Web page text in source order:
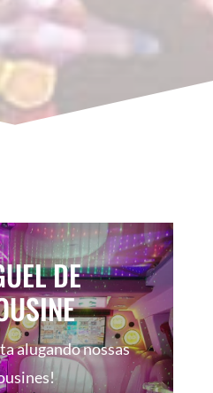
DE
alugando nossas